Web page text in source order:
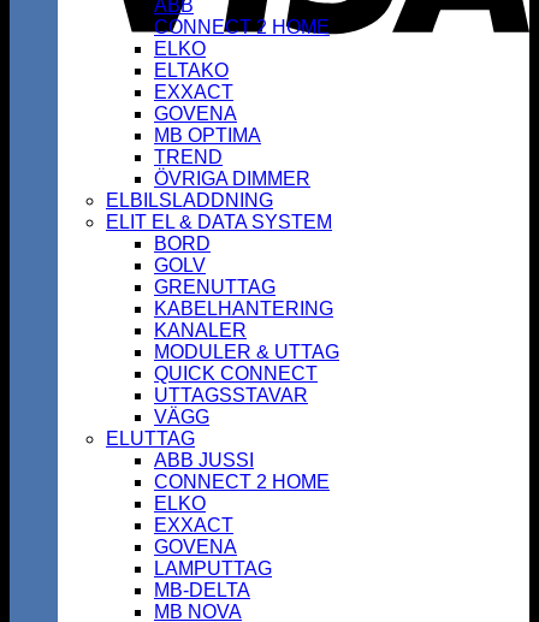
ABB
CONNECT 2 HOME
ELKO
ELTAKO
EXXACT
GOVENA
MB OPTIMA
TREND
ÖVRIGA DIMMER
ELBILSLADDNING
ELIT EL & DATA SYSTEM
BORD
GOLV
GRENUTTAG
KABELHANTERING
KANALER
MODULER & UTTAG
QUICK CONNECT
UTTAGSSTAVAR
VÄGG
ELUTTAG
ABB JUSSI
CONNECT 2 HOME
ELKO
EXXACT
GOVENA
LAMPUTTAG
MB-DELTA
MB NOVA